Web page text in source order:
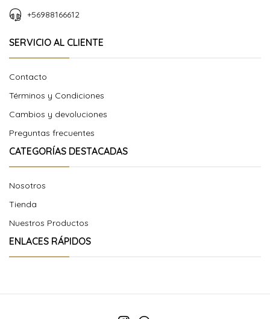
+56988166612
SERVICIO AL CLIENTE
Contacto
Términos y Condiciones
Cambios y devoluciones
Preguntas frecuentes
CATEGORÍAS DESTACADAS
Nosotros
Tienda
Nuestros Productos
ENLACES RÁPIDOS